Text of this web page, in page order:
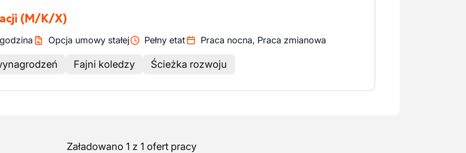
(M/K/X)
godzina Opcja umowy stałej Pełny etat Praca nocna, Praca zmianowa
Fajni koledzy Ścieżka rozwoju
Załadowano 1 z 1 ofert pracy